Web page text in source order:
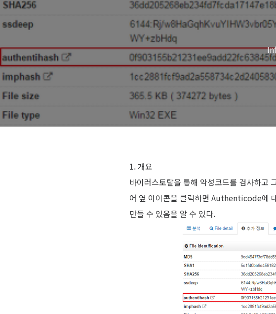
1. 개요
바이러스토탈을 통해 악성코드를 검사하고
어 옆 아이콘을 클릭하면 Authenticode에
만들 수 있음을 알 수 있다.